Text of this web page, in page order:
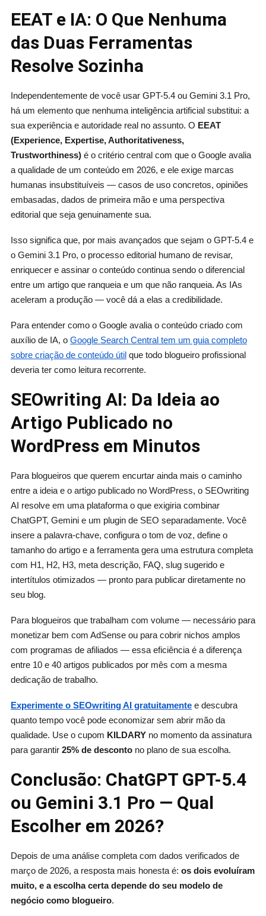
EEAT e IA: O Que Nenhuma
das Duas Ferramentas
Resolve Sozinha
Independentemente de você usar GPT-5.4 ou Gemini 3.1 Pro,
há um elemento que nenhuma inteligência artificial substitui: a
sua experiência e autoridade real no assunto. O EEAT
(Experience, Expertise, Authoritativeness,
Trustworthiness)é o critério central com que o Google avalia
a qualidade de um conteúdo em 2026, e ele exige marcas
humanas insubstituíveis — casos de uso concretos, opiniões
embasadas, dados de primeira mão e uma perspectiva
editorial que seja genuinamente sua.
Isso significa que, por mais avançados que sejam o GPT-5.4 e
o Gemini 3.1 Pro, o processo editorial humano de revisar,
enriquecer e assinar o conteúdo continua sendo o diferencial
entre um artigo que ranqueia e um que não ranqueia. As IAs
aceleram a produção — você dá a elas a credibilidade.
Para entender como o Google avalia o conteúdo criado com
auxílio de IA, o Google Search Central tem um guia completo
sobre criação de conteúdo útilque todo blogueiro profissional
deveria ter como leitura recorrente.
SEOwriting AI: Da Ideia ao
Artigo Publicado no
WordPress em Minutos
Para blogueiros que querem encurtar ainda mais o caminho
entre a ideia e o artigo publicado no WordPress, o SEOwriting
AI resolve em uma plataforma o que exigiria combinar
ChatGPT, Gemini e um plugin de SEO separadamente. Você
insere a palavra-chave, configura o tom de voz, define o
tamanho do artigo e a ferramenta gera uma estrutura completa
com H1, H2, H3, meta descrição, FAQ, slug sugerido e
intertítulos otimizados — pronto para publicar diretamente no
seu blog.
Para blogueiros que trabalham com volume — necessário para
monetizar bem com AdSense ou para cobrir nichos amplos
com programas de afiliados — essa eficiência é a diferença
entre 10 e 40 artigos publicados por mês com a mesma
dedicação de trabalho.
Experimente o SEOwriting AI gratuitamentee descubra
quanto tempo você pode economizar sem abrir mão da
qualidade. Use o cupom KILDARYno momento da assinatura
para garantir 25% de descontono plano de sua escolha.
Conclusão: ChatGPT GPT-5.4
ou Gemini 3.1 Pro — Qual
Escolher em 2026?
Depois de uma análise completa com dados verificados de
março de 2026, a resposta mais honesta é: os dois evoluíram
muito, e a escolha certa depende do seu modelo de
negócio como blogueiro.